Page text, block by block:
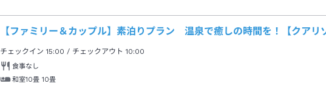
【ファミリー＆カップル】素泊りプラン 温泉で癒しの時間を！【クアリ
チェックイン15:00 / チェックアウト 10:00
食事なし
和室10畳 10畳